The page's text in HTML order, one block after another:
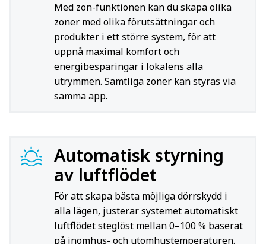
Med zon-funktionen kan du skapa olika
zoner med olika förutsättningar och
produkter i ett större system, för att
uppnå maximal komfort och
energibesparingar i lokalens alla
utrymmen. Samtliga zoner kan styras via
samma app.
Automatisk styrning
av luftflödet
För att skapa bästa möjliga dörrskydd i
alla lägen, justerar systemet automatiskt
luftflödet steglöst mellan 0–100 % baserat
på inomhus- och utomhustemperaturen.